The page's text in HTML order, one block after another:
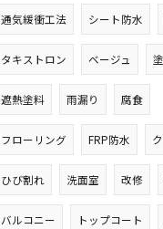
通気緩衝工法 シート防水
タキストロン ベージュ
遮熱塗料 雨漏り 腐食
フローリング FRP防水
ひび割れ 洗面室 改修
バルコニー トップコート